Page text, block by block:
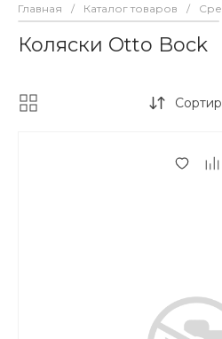
Главная / Каталог товаров /
Коляски Otto Bock